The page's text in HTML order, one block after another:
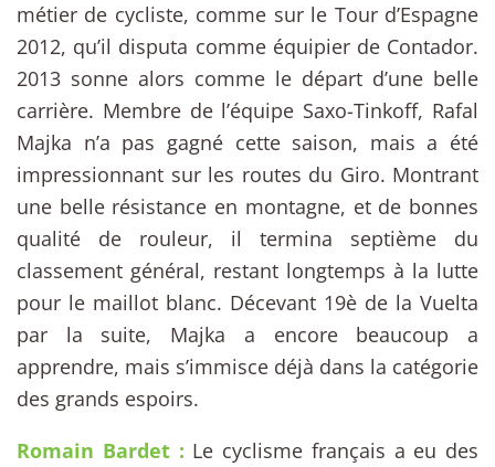
métier de cycliste, comme sur le Tour d’Espagne
2012, qu’il disputa comme équipier de Contador.
2013 sonne alors comme le départ d’une belle
carrière. Membre de l’équipe Saxo-Tinkoff, Rafal
Majka n’a pas gagné cette saison, mais a été
impressionnant sur les routes du Giro. Montrant
une belle résistance en montagne, et de bonnes
qualité de rouleur, il termina septième du
classement général, restant longtemps à la lutte
pour le maillot blanc. Décevant 19è de la Vuelta
par la suite, Majka a encore beaucoup a
apprendre, mais s’immisce déjà dans la catégorie
des grands espoirs.
Romain Bardet : Le cyclisme français a eu des